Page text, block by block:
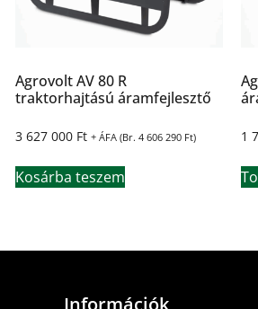
Agrovolt AV 80 R
traktorhajtású áramfejlesztő
3 627 000 Ft + ÁFA (Br. 4 606 290 Ft)
Kosárba teszem
1
Információk